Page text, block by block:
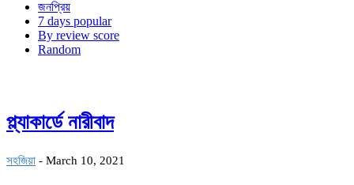
জনপ্রিয়
7 days popular
By review score
Random
প্ল্যাকার্ডে নারীবাদ
সহজিয়া - March 10, 2021